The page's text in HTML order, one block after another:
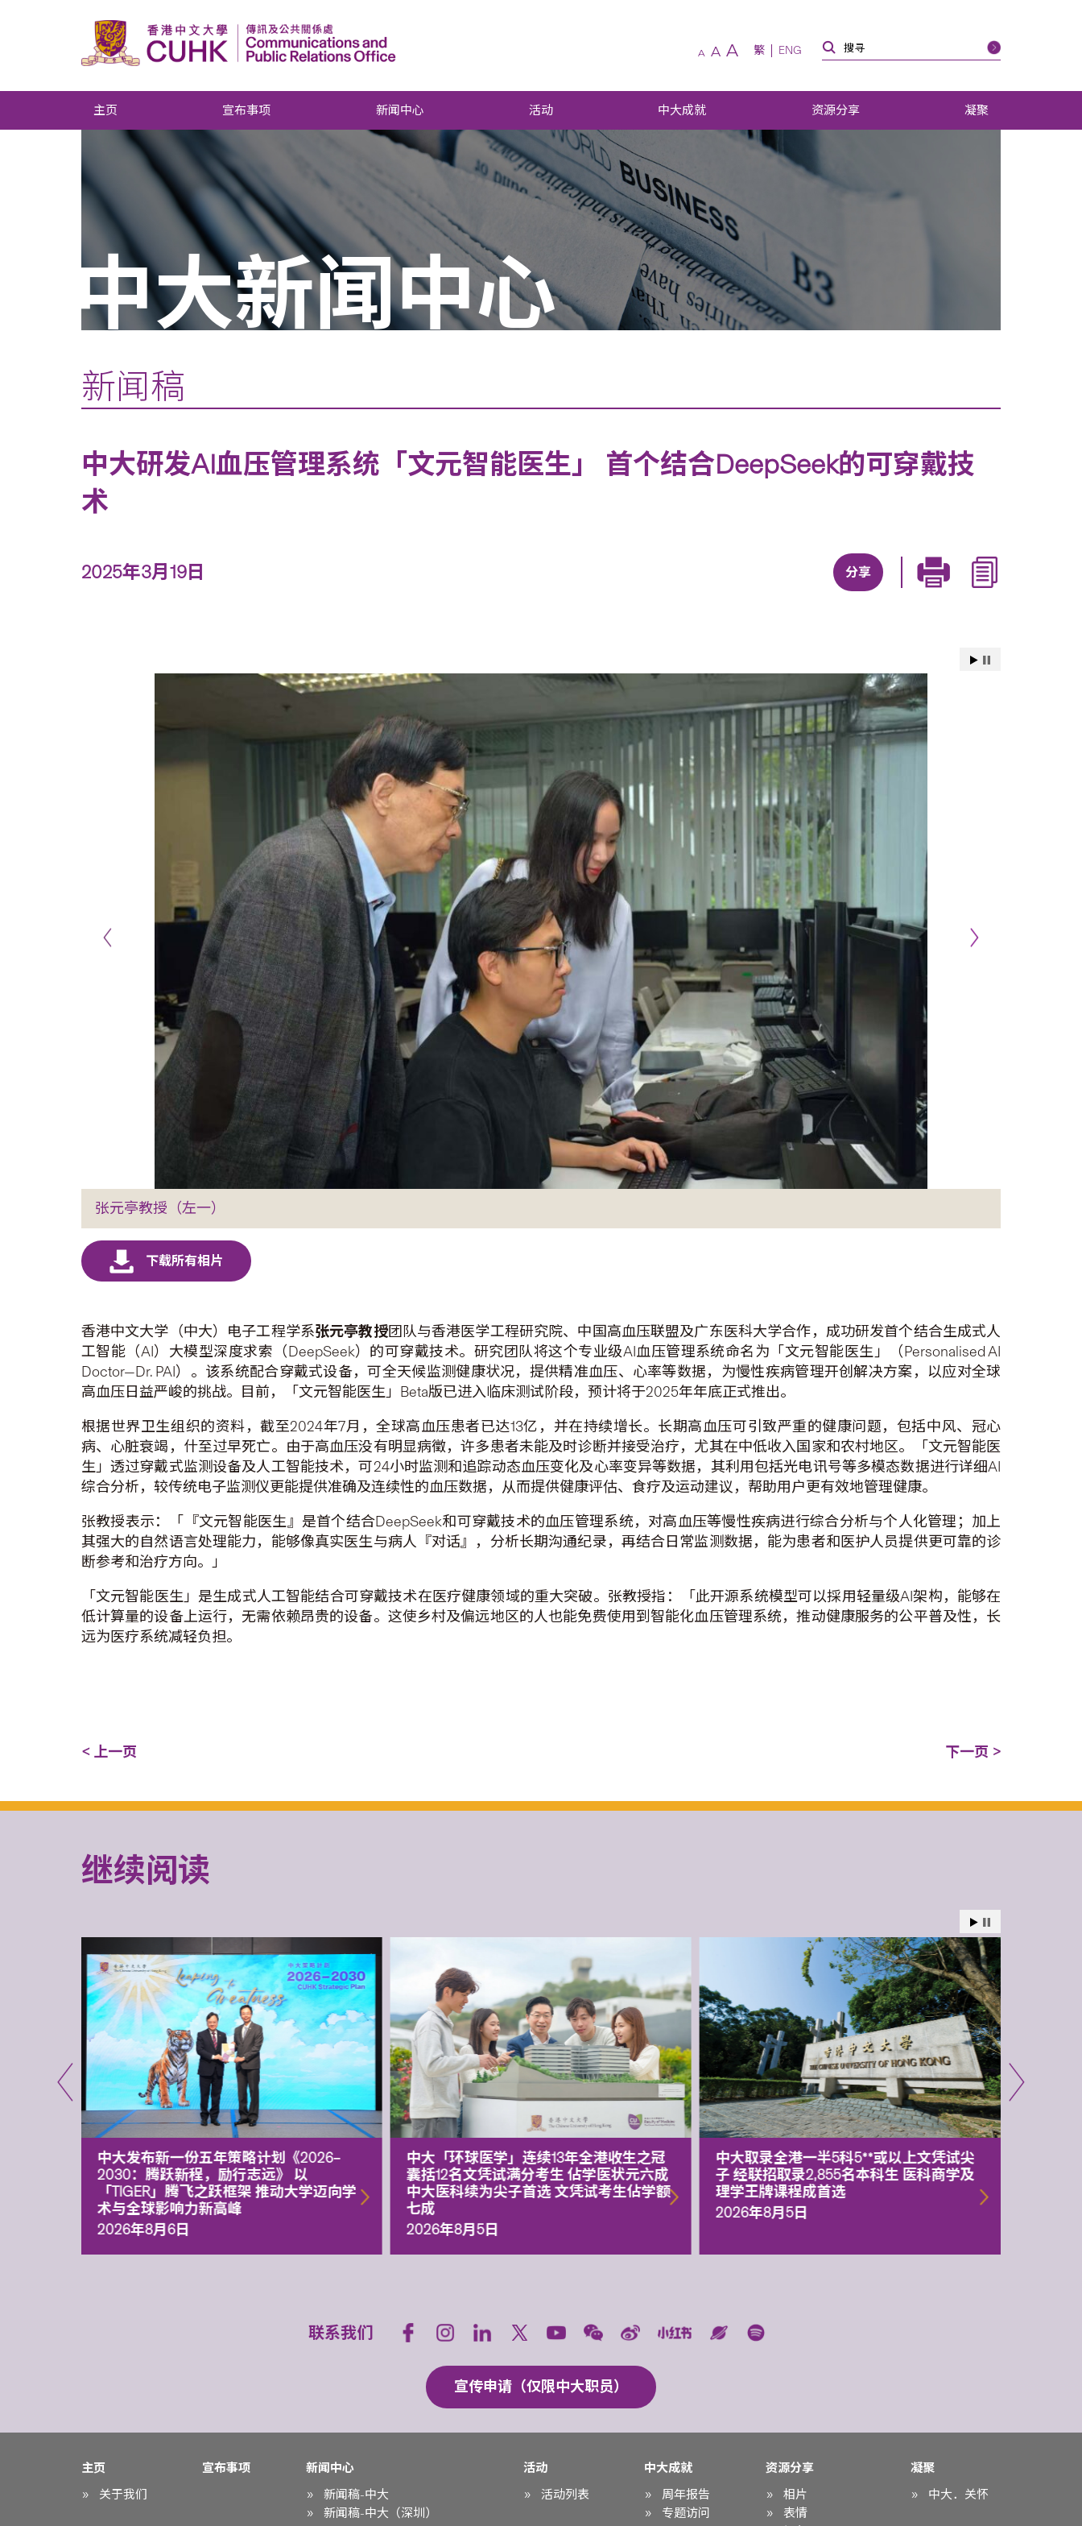
A A A 繁 ENG
主页 宣布事项 新闻中心 活动 中大成就 资源分享 凝聚
中大新闻中心
新闻稿
中大研发AI血压管理系统「文元智能医生」 首个结合DeepSeek的可穿戴技
术
2025年3月19日 分享
张元亭教授（左一）
香港中文大学（中大）电子工程学系张元亭教授团队与香港医学工程研究院、中国高血压联盟及广东医科大学合作，成功研发首个结合生成式人
工智能（AI）大模型深度求索（DeepSeek）的可穿戴技术。研究团队将这个专业级AI血压管理系统命名为「文元智能医生」（Personalised AI
Doctor—Dr. PAI）。该系统配合穿戴式设备，可全天候监测健康状况，提供精准血压、心率等数据，为慢性疾病管理开创解决方案，以应对全球
高血压日益严峻的挑战。目前，「文元智能医生」Beta版已进入临床测试阶段，预计将于2025年年底正式推出。
根据世界卫生组织的资料，截至2024年7月，全球高血压患者已达13亿，并在持续增长。长期高血压可引致严重的健康问题，包括中风、冠心
病、心脏衰竭，什至过早死亡。由于高血压没有明显病徵，许多患者未能及时诊断并接受治疗，尤其在中低收入国家和农村地区。「文元智能医
生」透过穿戴式监测设备及人工智能技术，可24小时监测和追踪动态血压变化及心率变异等数据，其利用包括光电讯号等多模态数据进行详细AI
综合分析，较传统电子监测仪更能提供准确及连续性的血压数据，从而提供健康评估、食疗及运动建议，帮助用户更有效地管理健康。
张教授表示：「『文元智能医生』是首个结合DeepSeek和可穿戴技术的血压管理系统，对高血压等慢性疾病进行综合分析与个人化管理；加上
其强大的自然语言处理能力，能够像真实医生与病人『对话』，分析长期沟通纪录，再结合日常监测数据，能为患者和医护人员提供更可靠的诊
断参考和治疗方向。」
「文元智能医生」是生成式人工智能结合可穿戴技术在医疗健康领域的重大突破。张教授指：「此开源系统模型可以採用轻量级AI架构，能够在
低计算量的设备上运行，无需依赖昂贵的设备。这使乡村及偏远地区的人也能免费使用到智能化血压管理系统，推动健康服务的公平普及性，长
远为医疗系统减轻负担。
< 上一页 下一页 >
继续阅读
中大发布新一份五年策略计划《2026‒
2030：腾跃新程，励行志远》 以
「TIGER」腾飞之跃框架 推动大学迈向学
术与全球影响力新高峰
2026年8月6日
中大「环球医学」连续13年全港收生之冠
囊括12名文凭试满分考生 佔学医状元六成
中大医科续为尖子首选 文凭试考生佔学额
七成
2026年8月5日
中大取录全港一半5科5**或以上文凭试尖
子 经联招取录2,855名本科生 医科商学及
理学王牌课程成首选
2026年8月5日
联系我们
宣传申请（仅限中大职员）
主页
关于我们
宣布事项
新闻中心
新闻稿-中大
新闻稿-中大（深圳）
活动
活动列表
中大成就
周年报告
专题访问
资源分享
相片
表情
凝聚
中大．关怀